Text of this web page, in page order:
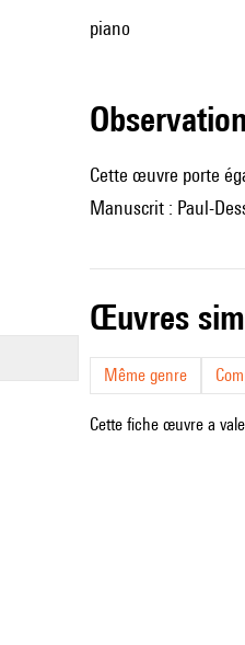
piano
Cette œuvre porte
Manuscrit : Paul-
œuvres
Même genre
Cette fiche œuvre a